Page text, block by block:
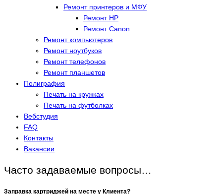
Ремонт принтеров и МФУ
Ремонт HP
Ремонт Canon
Ремонт компьютеров
Ремонт ноутбуков
Ремонт телефонов
Ремонт планшетов
Полиграфия
Печать на кружках
Печать на футболках
Вебстудия
FAQ
Контакты
Вакансии
Часто задаваемые вопросы…
Заправка картриджей на месте у Клиента?